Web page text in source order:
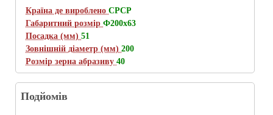
Країна де вироблено СРСР
Габаритний розмір Ф200х63
Посадка (мм) 51
Зовнішній діаметр (мм) 200
Розмір зерна абразиву 40
Подйомів